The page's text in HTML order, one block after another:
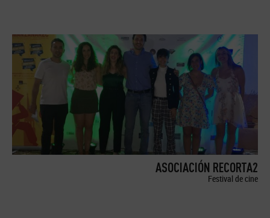
ASOCIACIÓN RECORTA2
Festival de cine